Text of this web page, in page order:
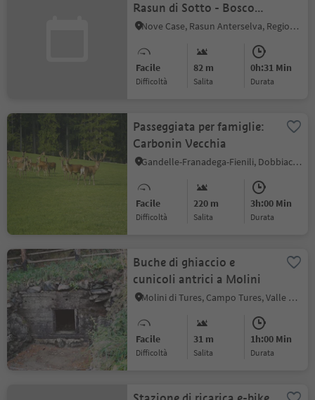
Rasun di Sotto - Bosco
con giochi d'acqua -
Nove Case, Rasun Anterselva, Regione dolomitica Plan de Corones
Facile
Difficoltà
82 m
Salita
0h:31 Min
durata
Passeggiata per famiglie:
Carbonin Vecchia
Gandelle-Franadega-Fienili, Dobbiaco, Regione dolomitica 3 Cime
Facile
Difficoltà
220 m
Salita
3h:00 Min
durata
Buche di ghiaccio e
cunicoli antrici a Molini
Molini di Tures, Campo Tures, Valle Aurina
Facile
Difficoltà
31 m
Salita
1h:00 Min
durata